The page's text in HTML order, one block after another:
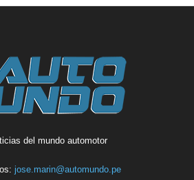
del mundo automotor
jose.marin@automundo.pe